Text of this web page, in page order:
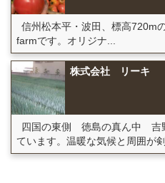
信州松本平・波田、標高720m
farmです。オリジナ...
株式会社 リーキ
四国の東側 徳島の真ん中 吉
ています。温暖な気候と周囲が